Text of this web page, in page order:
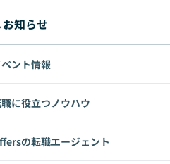
お知らせ
ント情報
に役立つノウハウ
の転職エージェント